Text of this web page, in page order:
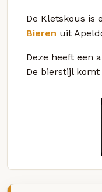
De Kletskous is
Bieren uit
Deze heeft een
De bierstijl